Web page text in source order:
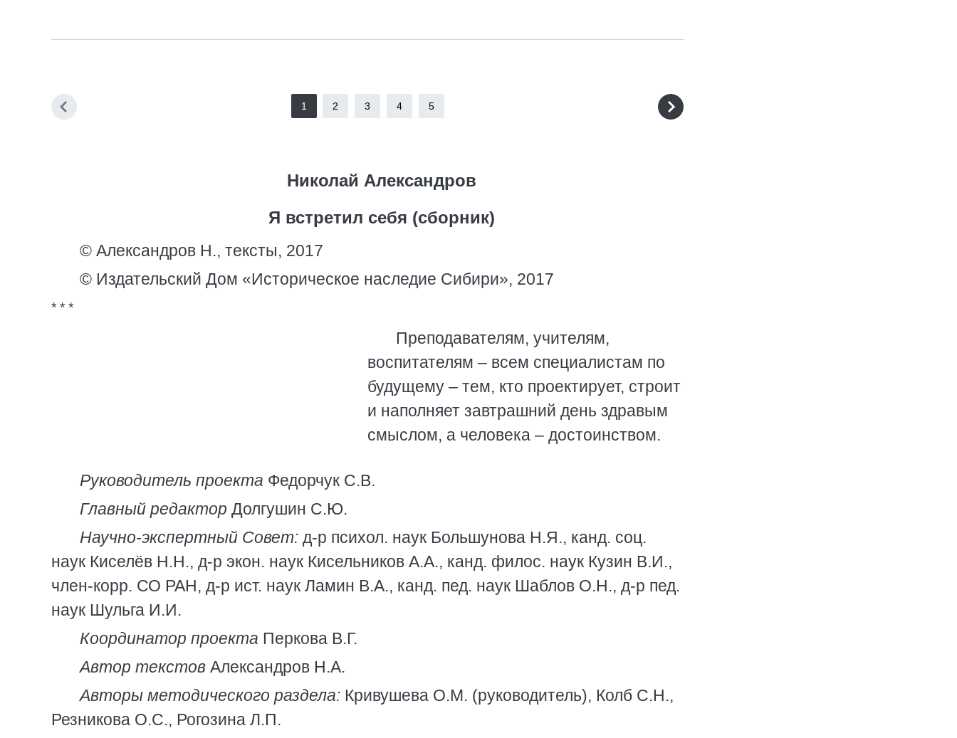
1 2 3 4 5
Николай Александров
Я встретил себя (сборник)
© Александров Н., тексты, 2017
© Издательский Дом «Историческое наследие Сибири», 2017
* * *
Преподавателям, учителям,
воспитателям – всем специалистам по
будущему – тем, кто проектирует, строит
и наполняет завтрашний день здравым
смыслом, а человека – достоинством.
Руководитель проекта Федорчук С.В.
Главный редактор Долгушин С.Ю.
Научно-экспертный Совет: д-р психол. наук Большунова Н.Я., канд. соц.
наук Киселёв Н.Н., д-р экон. наук Кисельников А.А., канд. филос. наук Кузин В.И.,
член-корр. СО РАН, д-р ист. наук Ламин В.А., канд. пед. наук Шаблов О.Н., д-р пед.
наук Шульга И.И.
Координатор проекта Перкова В.Г.
Автор текстов Александров Н.А.
Авторы методического раздела: Кривушева О.М. (руководитель), Колб С.Н.,
Резникова О.С., Рогозина Л.П.